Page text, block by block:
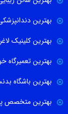
بهترین
بهترین کلینیک
بهترین تعمیرگاه
بهترین باشگاه
بهترین متخصص